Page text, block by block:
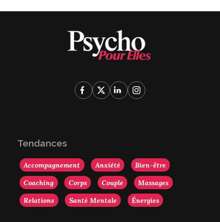
Tendances
Accompagnement Anxiété
Bien-être
Coaching
Corps Couple
Massages
Relations
Santé Mentale Énergies